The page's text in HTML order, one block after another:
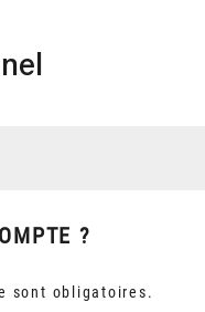
?
sont obligatoires.